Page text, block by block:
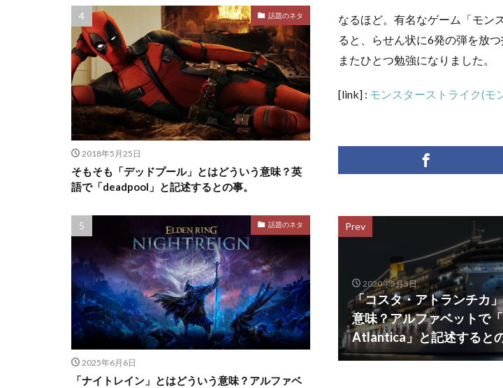
なるほど。有名なゲーム「モン
ると、らせん状に6発の弾を放
またひとつ勉強になりました。
[link] : モンスターストライク(モ
Prev
2020年5月5日
「コスタ・アトランチカ
意味？アルファベットで
Atlantica」と記述するとの
話題のネタ
2018年5月25日
そもそも「デッドプール」とはどういう意味？英
語で「deadpool」と記述するとの事。
話題のネタ
2025年6月6日
「ナイトレイン」とはどういう意味？アルファベ